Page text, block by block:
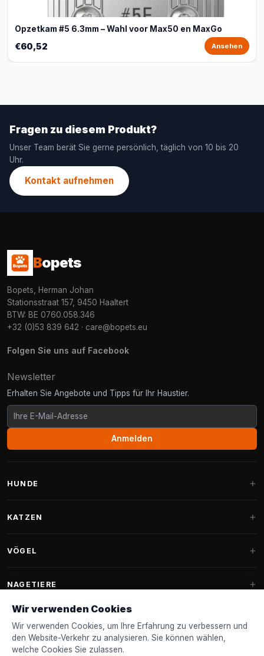
Opzetkam #5 6.3mm – Wahl voor Max50 en MaxGo
€60,52 Ansehen
Fragen zu diesem Produkt?
Unser Team berät Sie gerne persönlich, täglich von 10 bis 20
Uhr.
Kontakt aufnehmen
Bopets
Bopets, Herman Johan
Stationsstraat 157, 9450 Haaltert
BTW: BE 0760.058.346
+32 (0)53 839 642 · care@bopets.eu
Folgen Sie uns auf Facebook
Newsletter
Erhalten Sie Angebote und Tipps für Ihr Haustier.
Anmelden
HUNDE
Fantail Hundebetten
Halsbänder & Leinen
KATZEN
Kratzbäume
Kratzbäume für Maine Coon
Kratzbaum-Ersatzteile
Kratztonnen
Katzenbetten
VÖGEL
Futterhäuschen
Nistkästen & Nistmaterial
NAGETIERE
Kaninchenfutter
Nagerfutter
FANTAIL
Wir verwenden Cookies
Wir verwenden Cookies, um Ihre Erfahrung zu verbessern und
den Website-Verkehr zu analysieren. Sie können wählen,
welche Cookies Sie zulassen.